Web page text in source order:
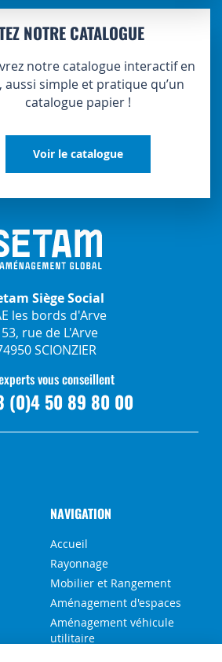
NOTRE CATALOGUE
notre catalogue interactif en
aussi simple et pratique qu’un
catalogue papier !
Voir le catalogue
Siège Social
les bords d'Arve
rue de L'Arve
SCIONZIER
vous conseillent
(0)4 50 89 80 00
NAVIGATION
Accueil
Rayonnage
Mobilier et Rangement
Aménagement d'espaces
Aménagement véhicule
utilitaire